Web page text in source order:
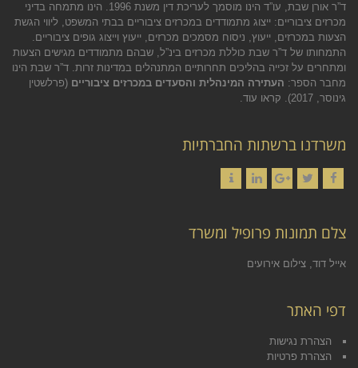
ד”ר אורן שבת, עו”ד הינו מוסמך לעריכת דין משנת 1996. הינו מתמחה בדיני
מכרזים ציבוריים: ייצוג מתמודדים במכרזים ציבוריים בבתי המשפט, ליווי הגשת
הצעות במכרזים, ייעוץ, ניסוח מסמכים מכרזים, ייעוץ וייצוג גופים ציבוריים.
התמחותו של ד”ר שבת כוללת מכרזים בינ”ל, שבהם מתמודדים מגישים הצעות
ומתחרים על זכייה בהליכים תחרותיים המתנהלים במדינות זרות. ד”ר שבת הינו
מחבר הספר: העתירה המינהלית והסעדים במכרזים ציבוריים (פרלשטין
גינוסר, 2017).
קראו עוד.
משרדנו ברשתות החברתיות
צלם תמונות פרופיל ומשרד
אייל דוד, צילום אירועים
דפי האתר
הצהרת נגישות
הצהרת פרטיות